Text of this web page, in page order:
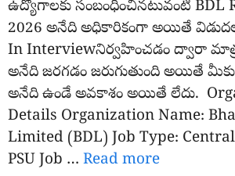
ఉద్యోగాలకు సంబంధించినటువంటి BDL
2026 అనేది అధికారికంగా అయితే
In Interviewనిర్వహించడం ద్వారా
అనేది జరగడం జరుగుతుంది అయితే
అనేది ఉండే అవకాశం అయితే లేదు.
Details Organization Name:
Limited (BDL) Job Type:
PSU Job … Read more